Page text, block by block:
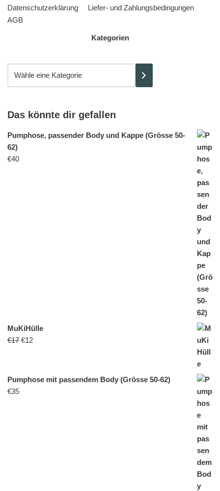
Datenschutzerklärung
Liefer- und Zahlungsbedingungen
AGB
Kategorien
Das könnte dir gefallen
Pumphose, passender Body und Kappe (Grösse 50-
62)
€40
MuKiHülle
€17 €12
Pumphose mit passendem Body (Grösse 50-62)
€35